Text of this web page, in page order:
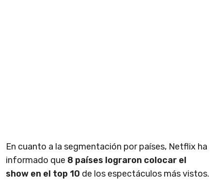
En cuanto a la segmentación por países, Netflix ha
informado que 8 países lograron colocar el
show en el top 10 de los espectáculos más vistos.